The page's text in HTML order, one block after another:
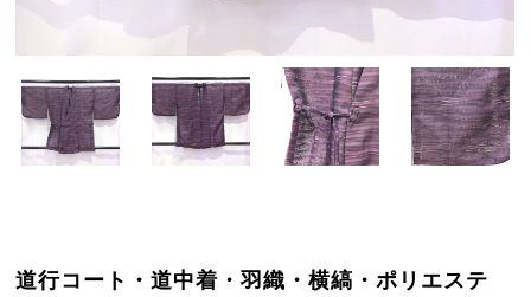
道行コート・道中着・羽織・横縞・ポリエステ